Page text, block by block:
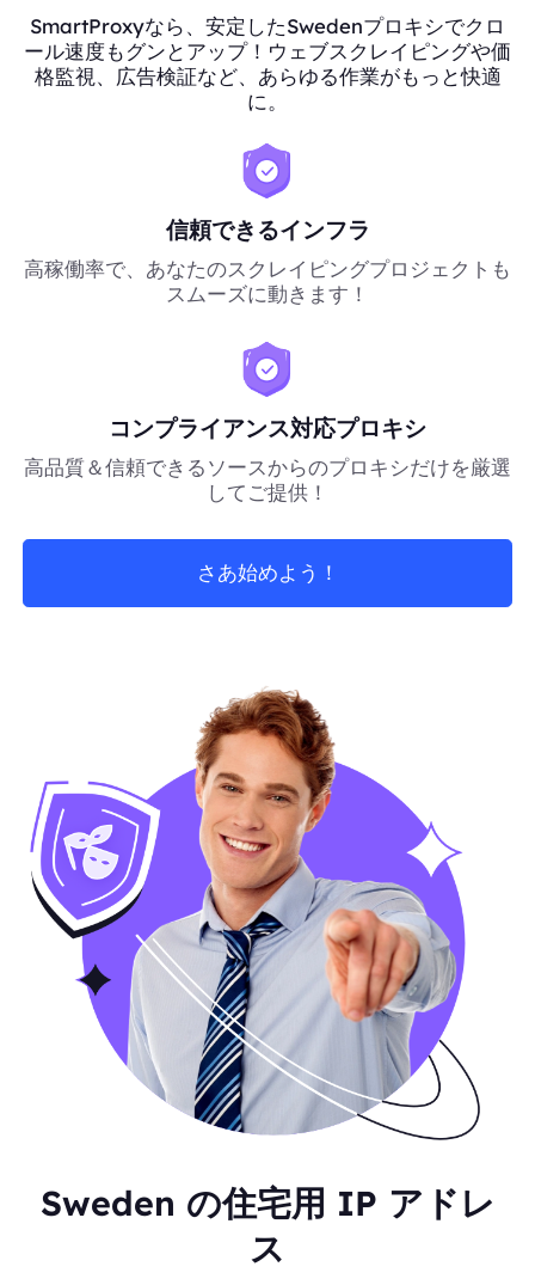
SmartProxyなら、安定したSwedenプロキシでクロ
ール速度もグンとアップ！ウェブスクレイピングや価
格監視、広告検証など、あらゆる作業がもっと快適
に。
信頼できるインフラ
高稼働率で、あなたのスクレイピングプロジェクトも
スムーズに動きます！
コンプライアンス対応プロキシ
高品質＆信頼できるソースからのプロキシだけを厳選
してご提供！
さあ始めよう！
Sweden の住宅用 IP アドレ
ス